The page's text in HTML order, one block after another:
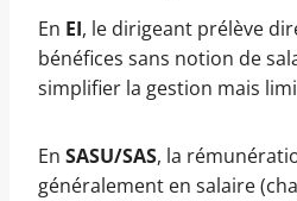
En EI, le dirigeant prélève
bénéfices sans notion de
simplifier la gestion mais
En SASU/SAS, la
généralement en salaire